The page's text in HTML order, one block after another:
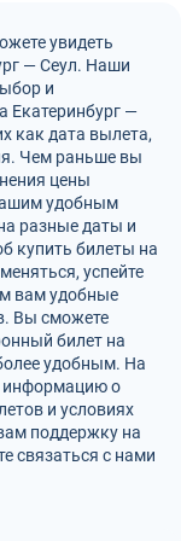
увидеть
— Сеул. Наши
и
Екатеринбург —
как дата вылета,
Чем раньше вы
цены
удобным
разные даты и
купить билеты на
успейте
вам удобные
Вы сможете
билет на
удобным. На
информацию о
и условиях
поддержку на
связаться с нами